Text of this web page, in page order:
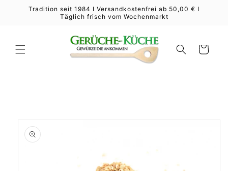
zumTradition seit 1984 I Versandkostenfrei ab 50,00 € I
Täglich frisch vom Wochenmarkt
Warenkorb